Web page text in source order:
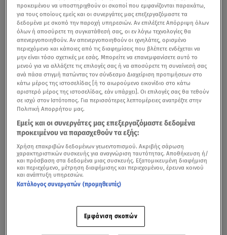
προκειμένου να υποστηριχθούν οι σκοποί που εμφανίζονται παρακάτω,
για τους οποίους εμείς και οι συνεργάτες μας επεξεργαζόμαστε τα
δεδομένα με σκοπό την παροχή υπηρεσιών. Αν επιλέξετε Απόρριψη όλων
όλων ή αποσύρετε τη συγκατάθεσή σας, οι εν λόγω τεχνολογίες θα
απενεργοποιηθούν. Αν απενεργοποιηθούν οι ιχνηλάτες, ορισμένο
περιεχόμενο και κάποιες από τις διαφημίσεις που βλέπετε ενδέχεται να
μην είναι τόσο σχετικές με εσάς. Μπορείτε να επανεμφανίσετε αυτό το
μενού για να αλλάξετε τις επιλογές σας ή να αποσύρετε τη συναίνεσή σας
ανά πάσα στιγμή πατώντας τον σύνδεσμο Διαχείριση προτιμήσεων στο
κάτω μέρος της ιστοσελίδας [ή το αιωρούμενο εικονίδιο στο κάτω
αριστερό μέρος της ιστοσελίδας, εάν υπάρχει]. Οι επιλογές σας θα τεθούν
σε ισχύ στον Ιστότοπος. Για περισσότερες λεπτομέρειες ανατρέξτε στην
Πολιτική Απορρήτου μας.
Εμείς και οι συνεργάτες μας επεξεργαζόμαστε δεδομένα
προκειμένου να παρασχεθούν τα εξής:
Χρήση επακριβών δεδομένων γεωεντοπισμού. Ακριβής σάρωση
χαρακτηριστικών συσκευής για αναγνώριση ταυτότητας. Αποθήκευση ή/
και πρόσβαση στα δεδομένα μιας συσκευής. Εξατομικευμένη διαφήμιση
και περιεχόμενο, μέτρηση διαφήμισης και περιεχομένου, έρευνα κοινού
και ανάπτυξη υπηρεσιών.
Κατάλογος συνεργατών (προμηθευτές)
Εμφάνιση σκοπών